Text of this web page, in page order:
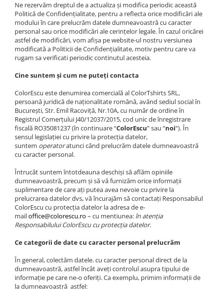
Simboluri tradiționale
reinterpretate
Tricouri cu mesaje de bine
Tricouri de poveste
Carduri Cadou
Colecții speciale
Tricouri Andra
Colecția Cucuteni Neamț
Ne rezervăm dreptul de a actualiza și modifica periodic această
Politică de Confidențialitate, pentru a reflecta orice modificări ale
modului în care prelucrăm datele dumneavoastră cu caracter
personal sau orice modificări ale cerințelor legale. În cazul oricărei
astfel de modificări, vom afișa pe website-ul nostru versiunea
modificată a Politicii de Confidențialitate, motiv pentru care va
rugam sa verificati periodic continutul acesteia.
Cine suntem și cum ne puteți contacta
ColorEscu este denumirea comercială al ColorTshirts SRL,
persoană juridică de naționalitate română, având sediul social în
București, Str. Emil Racoviță, Nr.10A, cu număr de ordine în
Registrul Comerțului J40/12037/2015, cod unic de înregistrare
fiscală RO35081237 (în continuare “ColorEscu” sau “noi“). În
sensul legislației cu privire la protecția datelor,
suntem operatoratunci când prelucrăm datele dumneavoastră
cu caracter personal.
Întrucât suntem întotdeauna deschiși să aflăm opiniile
dumneavoastră, precum și să vă furnizăm orice informații
suplimentare de care ați putea avea nevoie cu privire la
prelucrarea datelor dvs, vă încurajăm să contactați Responsabilul
ColorEscu cu protecția datelor la adresa de e-
mailoffice@colorescu.ro – cu mentiunea: în atenția
ResponsabiluluiColorEscu cu protecția datelor.
Ce categorii de date cu caracter personal prelucrăm
În general, colectăm datele. cu caracter personal direct de la
dumneavoastră, astfel încât aveți controlul asupra tipului de
informație pe care ne-o oferiți. Ca exemplu, primim informații de
la dumneavoastră astfel: